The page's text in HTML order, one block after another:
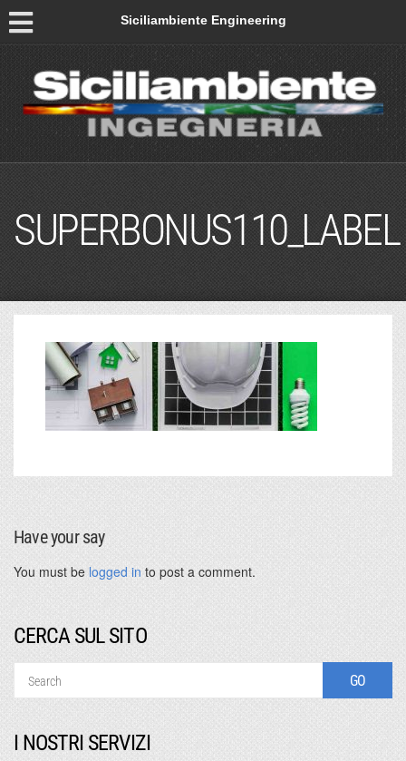
Siciliambiente Engineering
SUPERBONUS110_LABEL
Have your say
You must be logged in to post a comment.
CERCA SUL SITO
I NOSTRI SERVIZI